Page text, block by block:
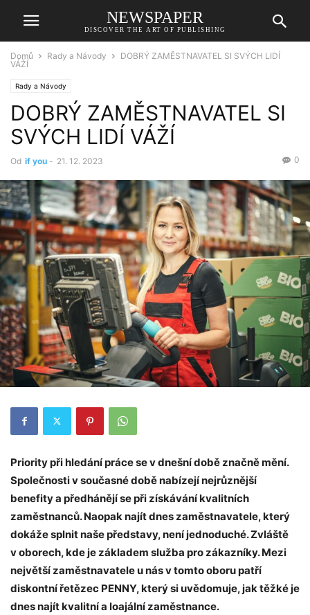
NEWSPAPER
DISCOVER THE ART OF PUBLISHING
Domů Rady a Návody
DOBRÝ ZAMĚSTNAVATEL SI SVÝCH LIDÍ
VÁŽÍ
Rady a Návody
DOBRÝ ZAMĚSTNAVATEL SI
SVÝCH LIDÍ VÁŽÍ
Od if you - 21. 12. 2023 0
Priority při hledání práce se v dnešní době značně mění.
Společnosti v současné době nabízejí nejrůznější
benefity a předhánějí se při získávání kvalitních
zaměstnanců. Naopak najít dnes zaměstnavatele, který
dokáže splnit naše představy, není jednoduché. Zvláště
v oborech, kde je základem služba pro zákazníky. Mezi
největší zaměstnavatele u nás v tomto oboru patří
diskontní řetězec PENNY, který si uvědomuje, jak těžké je
dnes najít kvalitní a loajální zaměstnance.